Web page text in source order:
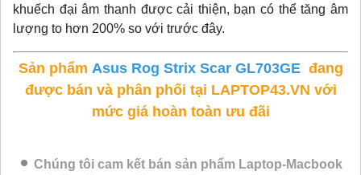
khuếch đại âm thanh được cải thiện, bạn có thể tăng âm
lượng to hơn 200% so với trước đây.
Sản phẩm Asus Rog Strix Scar GL703GE đang
được bán và phân phối tại LAPTOP43.VN với
mức giá hoàn toàn ưu đãi
Chúng tôi cam kết bán sản phẩm Laptop-Macbook